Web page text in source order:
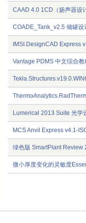
CAAD 4.0 1CD（扬声器设
COADE_Tank_v2.5 储罐设
IMSI.DesignCAD Express
Vantage PDMS 中文综合教
Lumerical 2013 Suite 光学
MCS Anvil Express v4.1-
绿色版 SmartPlant Review
微小厚度变化的灵敏度